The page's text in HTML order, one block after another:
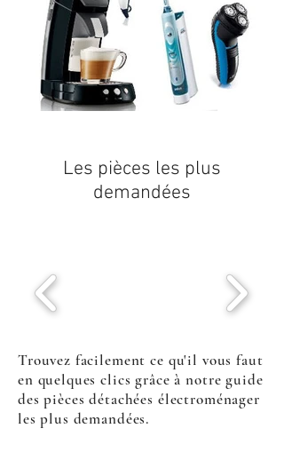
Les pièces les plus
demandées
Trouvez facilement ce qu'il vous faut
en quelques clics grâce à notre guide
des pièces détachées électroménager
les plus demandées.